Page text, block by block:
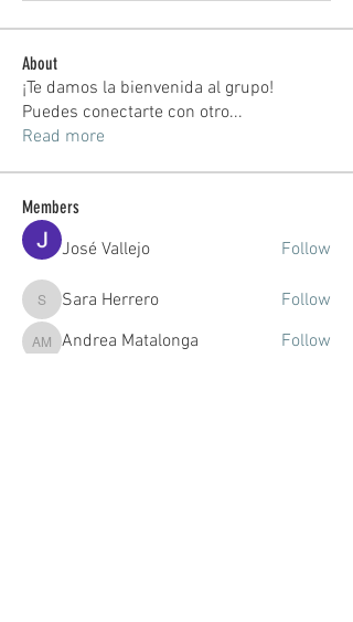
About
¡Te damos la bienvenida al grupo!
Puedes conectarte con otro...
Read more
Members
José Vallejo Follow
Sara Herrero
Sara Herrero Follow
Andrea Matalonga
Andrea Matalonga Follow